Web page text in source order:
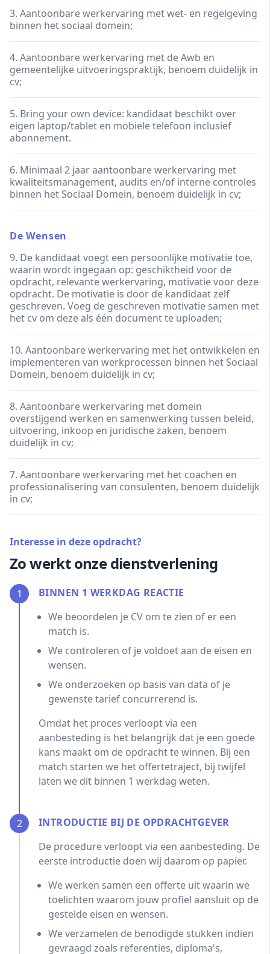
3. Aantoonbare werkervaring met wet- en regelgeving
binnen het sociaal domein;
4. Aantoonbare werkervaring met de Awb en
gemeentelijke uitvoeringspraktijk, benoem duidelijk in
cv;
5. Bring your own device: kandidaat beschikt over
eigen laptop/tablet en mobiele telefoon inclusief
abonnement.
6. Minimaal 2 jaar aantoonbare werkervaring met
kwaliteitsmanagement, audits en/of interne controles
binnen het Sociaal Domein, benoem duidelijk in cv;
De Wensen
9. De kandidaat voegt een persoonlijke motivatie toe,
waarin wordt ingegaan op: geschiktheid voor de
opdracht, relevante werkervaring, motivatie voor deze
opdracht. De motivatie is door de kandidaat zelf
geschreven. Voeg de geschreven motivatie samen met
het cv om deze als één document te uploaden;
10. Aantoonbare werkervaring met het ontwikkelen en
implementeren van werkprocessen binnen het Sociaal
Domein, benoem duidelijk in cv;
8. Aantoonbare werkervaring met domein
overstijgend werken en samenwerking tussen beleid,
uitvoering, inkoop en juridische zaken, benoem
duidelijk in cv;
7. Aantoonbare werkervaring met het coachen en
professionalisering van consulenten, benoem duidelijk
in cv;
Interesse in deze opdracht?
Zo werkt onze dienstverlening
1
BINNEN 1 WERKDAG REACTIE
We beoordelen je CV om te zien of er een
match is.
We controleren of je voldoet aan de eisen en
wensen.
We onderzoeken op basis van data of je
gewenste tarief concurrerend is.
Omdat het proces verloopt via een
aanbesteding is het belangrijk dat je een goede
kans maakt om de opdracht te winnen. Bij een
match starten we het offertetraject, bij twijfel
laten we dit binnen 1 werkdag weten.
2
INTRODUCTIE BIJ DE OPDRACHTGEVER
De procedure verloopt via een aanbesteding. De
eerste introductie doen wij daarom op papier.
We werken samen een offerte uit waarin we
toelichten waarom jouw profiel aansluit op de
gestelde eisen en wensen.
We verzamelen de benodigde stukken indien
gevraagd zoals referenties, diploma's,